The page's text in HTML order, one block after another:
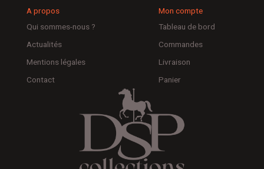
A propos
Qui sommes-nous ?
Actualités
Mentions légales
Contact
Mon compte
Tableau de bord
Commandes
Livraison
Panier